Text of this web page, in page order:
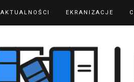
AKTUALNOŚCI EKRANIZACJE